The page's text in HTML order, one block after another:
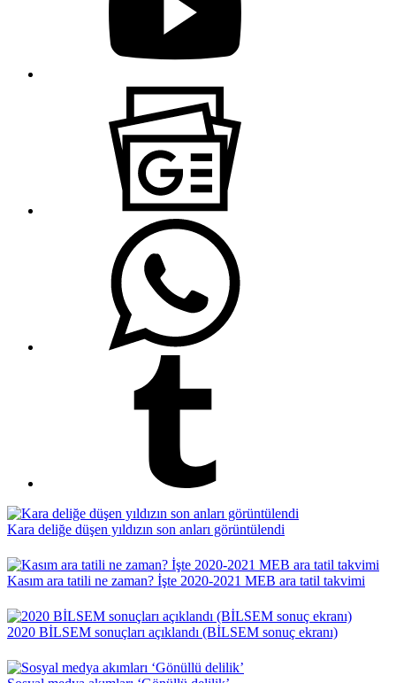
Kara deliğe düşen yıldızın son anları görüntülendi
Kasım ara tatili ne zaman? İşte 2020-2021 MEB ara tatil takvimi
2020 BİLSEM sonuçları açıklandı (BİLSEM sonuç ekranı)